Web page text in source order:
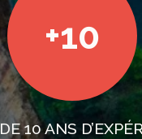
+10
10 ANS